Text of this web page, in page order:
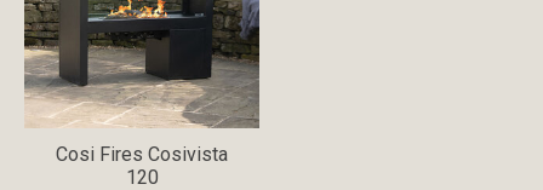
Cosi Fires Cosivista
120